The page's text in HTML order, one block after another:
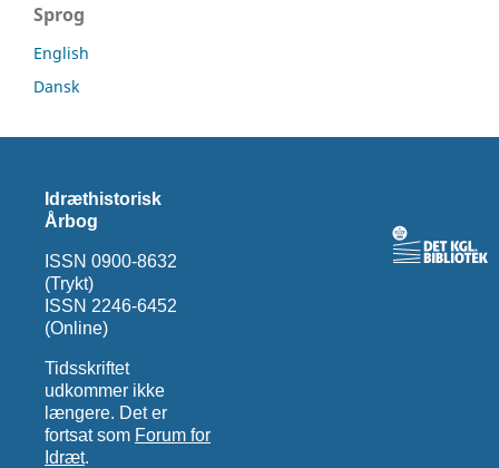
Sprog
English
Dansk
Idræthistorisk
Årbog
ISSN 0900-8632
(Trykt)
ISSN 2246-6452
(Online)
Tidsskriftet
udkommer ikke
længere. Det er
fortsat som Forum for
Idræt.